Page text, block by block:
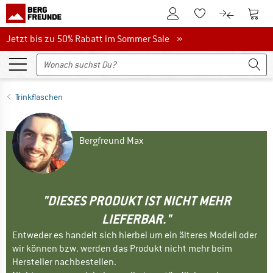
Zum KundenkontoZum Merkzettel.
Zum Zum
Jetzt bis zu 50% Rabatt im Sommer Sale
Jetzt bis zu 50% Rabatt im Sommer Sale »
Trinkflaschen
Bergfreund Max
"DIESES PRODUKT IST NICHT MEHR
LIEFERBAR."
Entweder es handelt sich hierbei um ein älteres Modell oder
wir können bzw. werden das Produkt nicht mehr beim
Hersteller nachbestellen.